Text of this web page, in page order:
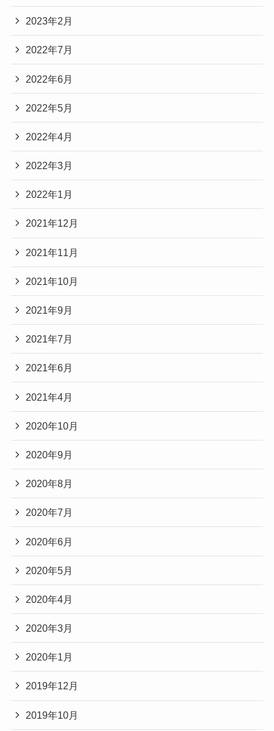
2023年2月
2022年7月
2022年6月
2022年5月
2022年4月
2022年3月
2022年1月
2021年12月
2021年11月
2021年10月
2021年9月
2021年7月
2021年6月
2021年4月
2020年10月
2020年9月
2020年8月
2020年7月
2020年6月
2020年5月
2020年4月
2020年3月
2020年1月
2019年12月
2019年10月